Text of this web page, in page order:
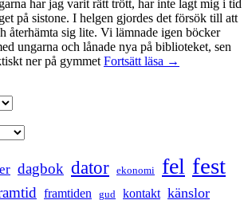
har jag varit rätt trött, har inte lagt mig i tid
på sistone. I helgen gjordes det försök till att
återhämta sig lite. Vi lämnade igen böcker
ungarna och lånade nya på biblioteket, sen
ner på gymmet Fortsätt läsa Mental
→
dagbok dator ekonomi fel fest
framtiden gud kontakt känslor